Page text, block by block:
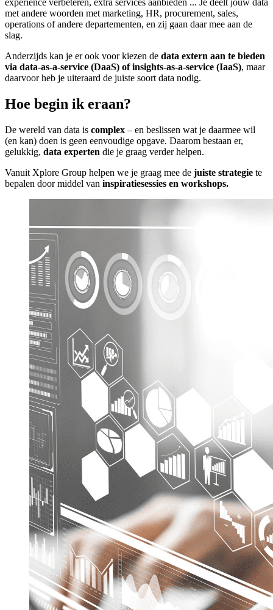
experience verbeteren, extra services aanbieden ... Je deelt jouw data
met andere woorden met marketing, HR, procurement, sales,
operations of andere departementen, en zij gaan daar mee aan de
slag.
Anderzijds kan je er ook voor kiezen de data extern aan te bieden
via data-as-a-service (DaaS) of insights-as-a-service (IaaS), maar
daarvoor heb je uiteraard de juiste soort data nodig.
Hoe begin ik eraan?
De wereld van data is complex – en beslissen wat je daarmee wil
(en kan) doen is geen eenvoudige opgave. Daarom bestaan er,
gelukkig, data experten die je graag verder helpen.
Vanuit Xplore Group helpen we je graag mee de juiste strategie te
bepalen door middel van inspiratiesessies en workshops.